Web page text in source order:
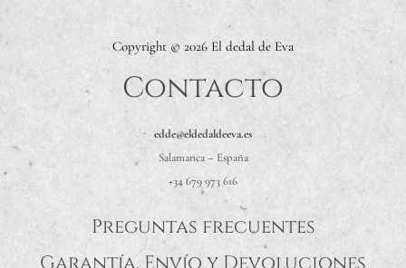
Copyright © 2026 El dedal de Eva
Contacto
edde@eldedaldeeva.es
Salamanca–España
+34 679 973 616
Preguntas frecuentes